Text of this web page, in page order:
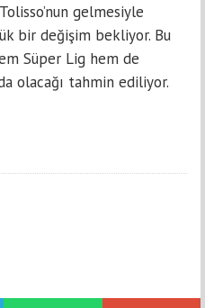
gelmesiyle
bir değişim bekliyor. Bu
Süper Lig hem de
olacağı tahmin ediliyor.